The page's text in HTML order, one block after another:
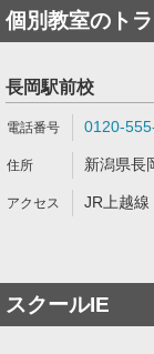
個別教室のト
長岡駅前校
0120-
新潟県長
JR上越線
スクールIE